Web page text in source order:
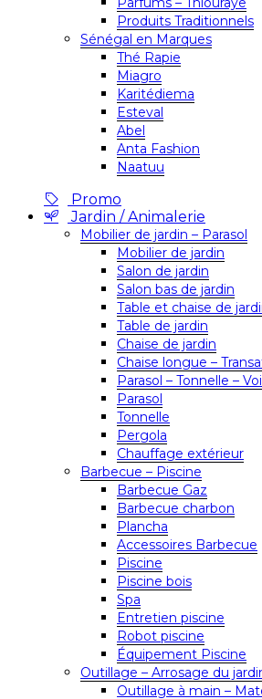
Produits Traditionnels
Sénégal en Marques
Thé Rapie
Miagro
Karitédiema
Esteval
Abel
Anta Fashion
Naatuu
Promo
Jardin / Animalerie
Mobilier de jardin – Parasol
Mobilier de jardin
Salon de jardin
Salon bas de jardin
Table et chaise de
Table de jardin
Chaise de jardin
Chaise longue –
Parasol – Tonnelle –
Parasol
Tonnelle
Pergola
Chauffage extérieur
Barbecue – Piscine
Barbecue Gaz
Barbecue charbon
Plancha
Accessoires Barbecue
Piscine
Piscine bois
Spa
Entretien piscine
Robot piscine
Équipement Piscine
Outillage – Arrosage du
Outillage à main –